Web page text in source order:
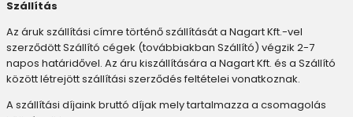
Szállítás
Az áruk szállítási címre történő szállítását a Nagart Kft.-vel
szerződött Szállító cégek (továbbiakban Szállító) végzik 2-7
napos határidővel. Az áru kiszállítására a Nagart Kft. és a Szállító
között létrejött szállítási szerződés feltételei vonatkoznak.
A szállítási díjaink bruttó díjak mely tartalmazza a csomagolás